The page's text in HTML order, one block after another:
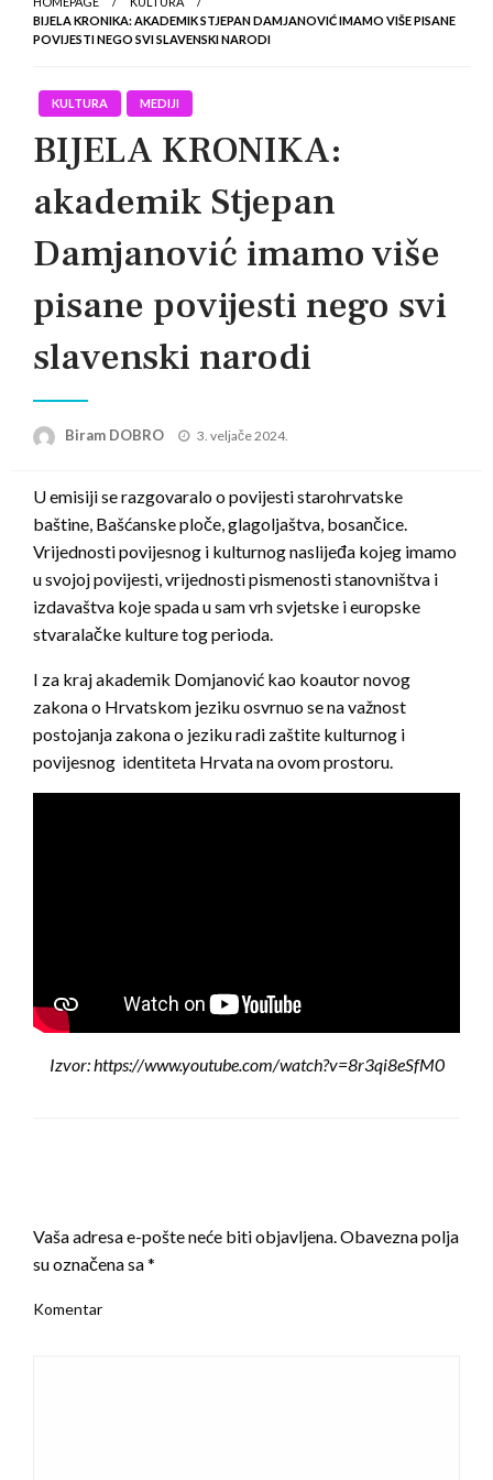
BIJELA KRONIKA: AKADEMIK STJEPAN DAMJANOVIĆ IMAMO VIŠE PISANE
POVIJESTI NEGO SVI SLAVENSKI NARODI
KULTURA MEDIJI
BIJELA KRONIKA:
akademik Stjepan
Damjanović imamo više
pisane povijesti nego svi
slavenski narodi
Biram DOBRO
Posted
3. veljače 2024.
U emisijiserazgovaralo o povijesti starohrvatske
baštine, Bašćanske ploče, glagoljaštva, bosančice.
Vrijednosti povijesnog i kulturnog naslijeđa kojeg imamo
u svojoj povijesti, vrijednosti pismenosti stanovništva i
izdavaštva koje spada u sam vrh svjetske i europske
stvaralačke kulture tog perioda.
I za kraj akademik Domjanović kao koautor novog
zakona o Hrvatskom jeziku osvrnuo se na važnost
postojanja zakona o jeziku radi zaštite kulturnog i
povijesnog identiteta Hrvata na ovom prostoru.
Izvor: https://www.youtube.com/watch?v=8r3qi8eSfM0
Vaša adresa e-pošte neće biti objavljena.Obavezna polja
su označena sa*
Komentar